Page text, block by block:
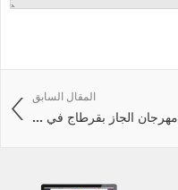
المقال السابق
مهرجان الجاز بقرطاج في ...